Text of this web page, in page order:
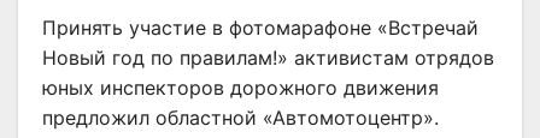
Принять участие в фотомарафоне «Встречай
Новый год по правилам!» активистам отрядов
юных инспекторов дорожного движения
предложил областной «Автомотоцентр».